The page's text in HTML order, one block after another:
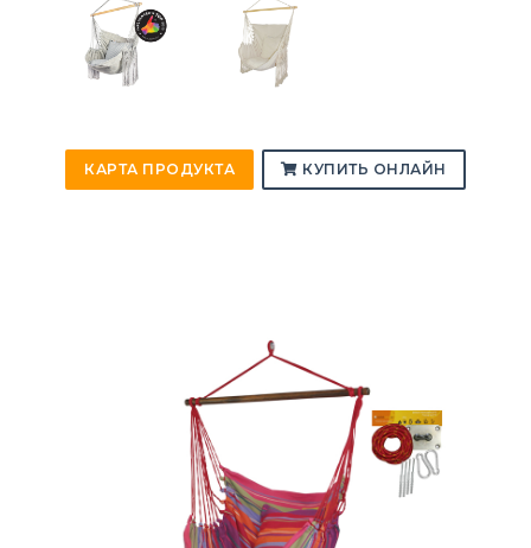
КАРТА ПРОДУКТА КУПИТЬ ОНЛАЙН